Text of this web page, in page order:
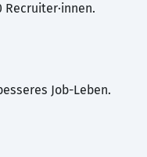
Job-Leben.